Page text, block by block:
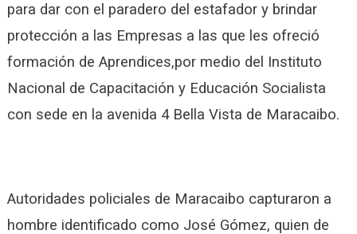
para dar con el paradero del estafador y brindar
protección a las Empresas a las que les ofreció
formación de Aprendices,por medio del Instituto
Nacional de Capacitación y Educación Socialista
con sede en la avenida 4 Bella Vista de Maracaibo.
Autoridades policiales de Maracaibo capturaron a
hombre identificado como José Gómez, quien de